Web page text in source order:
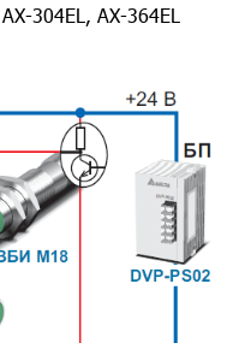
304EL, AX-364EL